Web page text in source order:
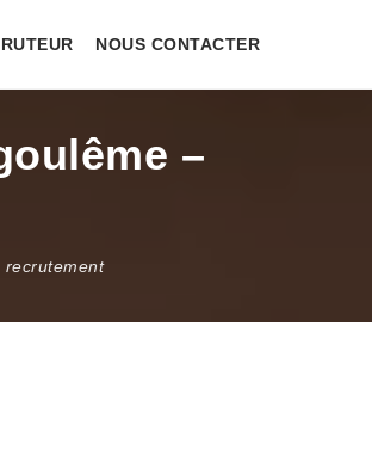
NOUS CONTACTER
–
recrutement